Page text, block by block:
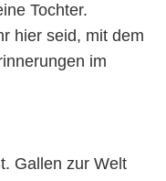
Tochter.
hier seid, mit dem
im
Gallen zur Welt